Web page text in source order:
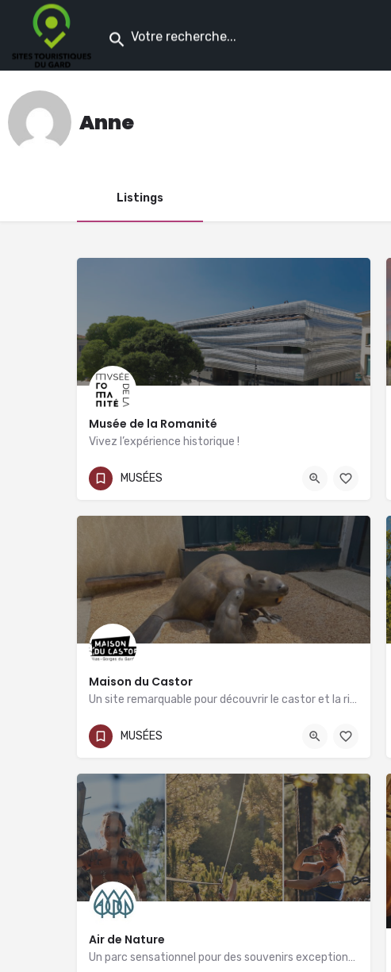
Anne
Listings
Musée de la Romanité
Vivez l’expérience historique !
04 48 21 02 10
MUSÉES
Maison du Castor
Un site remarquable pour découvrir le castor et la rivière Gardon !
+33 (0)4.48.27.08.60
2 route de Nîmes 30210 Collias
MUSÉES
Air de Nature
Un parc sensationnel pour des souvenirs exceptionnels !!!